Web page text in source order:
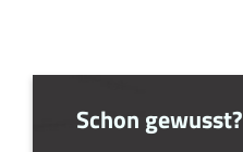
Schon gewusst?